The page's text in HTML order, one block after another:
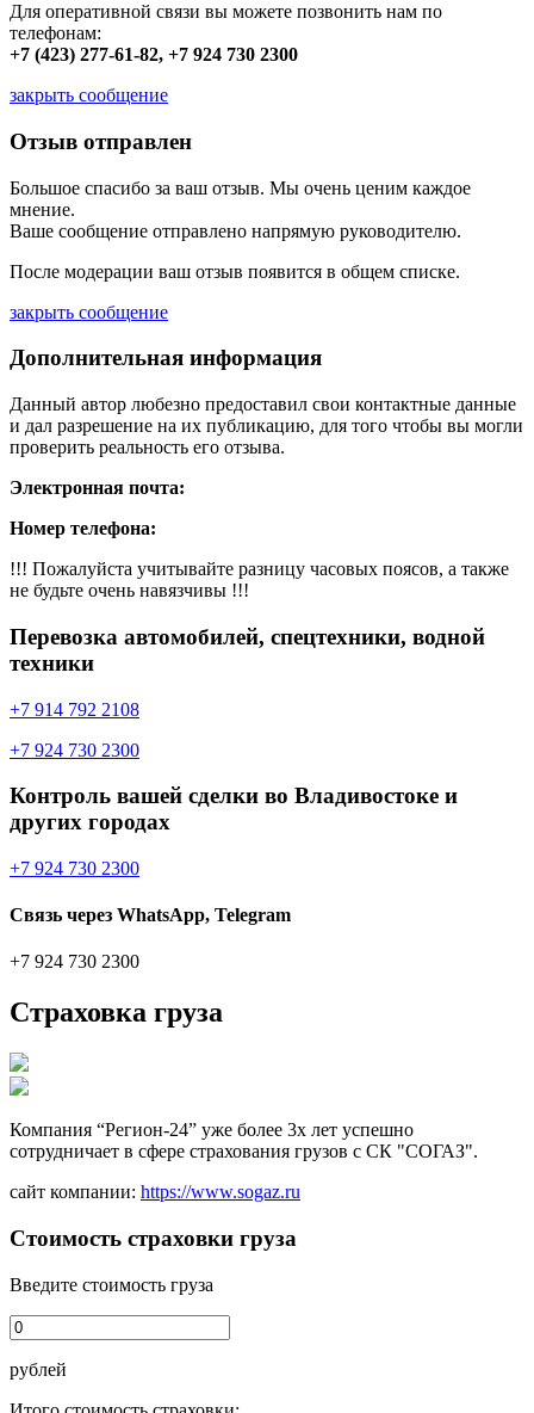
Для оперативной связи вы можете позвонить нам по
телефонам:
+7 (423) 277-61-82, +7 924 730 2300
закрыть сообщение
Отзыв отправлен
Большое спасибо за ваш отзыв. Мы очень ценим каждое
мнение.
Ваше сообщение отправлено напрямую руководителю.
После модерации ваш отзыв появится в общем списке.
закрыть сообщение
Дополнительная информация
Данный автор любезно предоставил свои контактные данные
и дал разрешение на их публикацию, для того чтобы вы могли
проверить реальность его отзыва.
Электронная почта:
Номер телефона:
!!! Пожалуйста учитывайте разницу часовых поясов, а также
не будьте очень навязчивы !!!
Перевозка автомобилей, спецтехники, водной
техники
+7 914 792 2108
+7 924 730 2300
Контроль вашей сделки во Владивостоке и
других городах
+7 924 730 2300
Связь через WhatsApp, Telegram
+7 924 730 2300
Страховка груза
Компания “Регион-24” уже более 3х лет успешно
сотрудничает в сфере страхования грузов с СК "СОГАЗ".
сайт компании: https://www.sogaz.ru
Стоимость страховки груза
Введите стоимость груза
рублей